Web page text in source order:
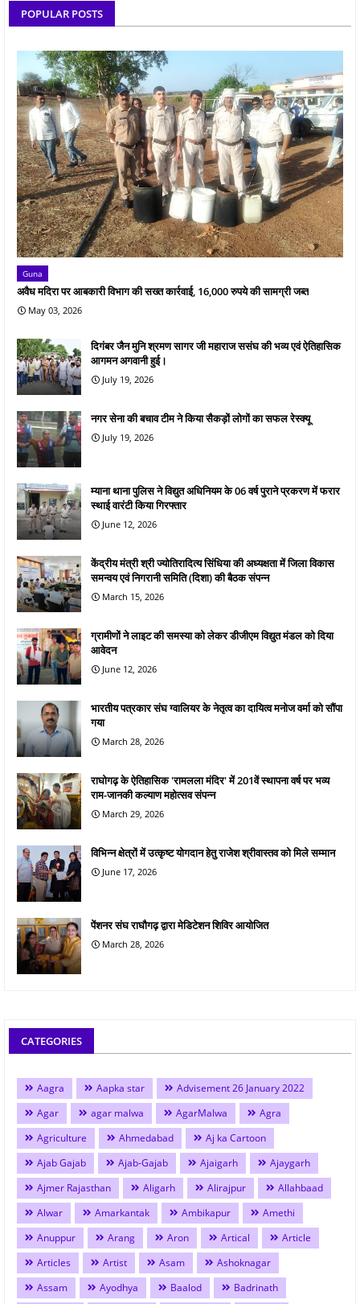
POPULAR POSTS
Guna
अवैध मदिरा पर आबकारी विभाग की सख्त कार्रवाई, 16,000 रुपये की सामग्री जब्त
May 03, 2026
दिगंबर जैन मुनि श्रमण सागर जी महाराज ससंघ की भव्य एवं ऐतिहासिक
आगमन अगवानी हुई।
July 19, 2026
नगर सेना की बचाव टीम ने किया सैकड़ों लोगों का सफल रेस्क्यू
July 19, 2026
म्याना थाना पुलिस ने विद्युत अधिनियम के 06 वर्ष पुराने प्रकरण में फरार
स्थाई वारंटी किया गिरफ्तार
June 12, 2026
केंद्रीय मंत्री श्री ज्योतिरादित्य सिंधिया की अध्यक्षता में जिला विकास
समन्वय एवं निगरानी समिति (दिशा) की बैठक संपन्न
March 15, 2026
ग्रामीणों ने लाइट की समस्या को लेकर डीजीएम विद्युत मंडल को दिया
आवेदन
June 12, 2026
भारतीय पत्रकार संघ ग्वालियर के नेतृत्व का दायित्व मनोज वर्मा को सौंपा
गया
March 28, 2026
राघोगढ़ के ऐतिहासिक 'रामलला मंदिर' में 201वें स्थापना वर्ष पर भव्य
राम-जानकी कल्याण महोत्सव संपन्न
March 29, 2026
विभिन्न क्षेत्रों में उत्कृष्ट योगदान हेतु राजेश श्रीवास्तव को मिले सम्मान
June 17, 2026
पेंशनर संघ राघौगढ़ द्वारा मेडिटेशन शिविर आयोजित
March 28, 2026
CATEGORIES
Aagra Aapka star
Advisement 26 January 2022
Agar
agar malwa AgarMalwa
Agra
Agriculture
Ahmedabad
Aj ka Cartoon
Ajab Gajab
Ajab-Gajab Ajaigarh
Ajaygarh
Ajmer Rajasthan
Aligarh Alirajpur
Allahbaad
Alwar
Amarkantak Ambikapur
Amethi
Anuppur
Arang Aron Artical
Article
Articles
Artist Asam
Ashoknagar
Assam
Ayodhya Baalod
Badrinath